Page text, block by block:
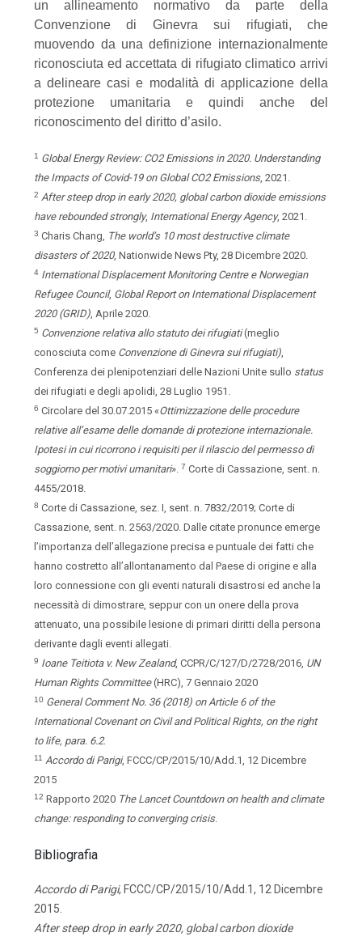
un allineamento normativo da parte della
Convenzione di Ginevra sui rifugiati, che
muovendo da una definizione internazionalmente
riconosciuta ed accettata di rifugiato climatico arrivi
a delineare casi e modalità di applicazione della
protezione umanitaria e quindi anche del
riconoscimento del diritto d’asilo.
1 Global Energy Review: CO2 Emissions in 2020. Understanding
the Impacts of Covid-19 on Global CO2 Emissions, 2021.
2 After steep drop in early 2020, global carbon dioxide emissions
have rebounded strongly, International Energy Agency, 2021.
3 Charis Chang, The world’s 10 most destructive climate
disasters of 2020, Nationwide News Pty, 28 Dicembre 2020.
4 International Displacement Monitoring Centre e Norwegian
Refugee Council, Global Report on International Displacement
2020 (GRID), Aprile 2020.
5 Convenzione relativa allo statuto dei rifugiati (meglio
conosciuta come Convenzione di Ginevra sui rifugiati),
Conferenza dei plenipotenziari delle Nazioni Unite sullo status
dei rifugiati e degli apolidi, 28 Luglio 1951.
6 Circolare del 30.07.2015 «Ottimizzazione delle procedure
relative all’esame delle domande di protezione internazionale.
Ipotesi in cui ricorrono i requisiti per il rilascio del permesso di
soggiorno per motivi umanitari». 7 Corte di Cassazione, sent. n.
4455/2018.
8 Corte di Cassazione, sez. I, sent. n. 7832/2019; Corte di
Cassazione, sent. n. 2563/2020. Dalle citate pronunce emerge
l’importanza dell’allegazione precisa e puntuale dei fatti che
hanno costretto all’allontanamento dal Paese di origine e alla
loro connessione con gli eventi naturali disastrosi ed anche la
necessità di dimostrare, seppur con un onere della prova
attenuato, una possibile lesione di primari diritti della persona
derivante dagli eventi allegati.
9 Ioane Teitiota v. New Zealand, CCPR/C/127/D/2728/2016, UN
Human Rights Committee (HRC), 7 Gennaio 2020
10 General Comment No. 36 (2018) on Article 6 of the
International Covenant on Civil and Political Rights, on the right
to life, para. 6.2.
11 Accordo di Parigi, FCCC/CP/2015/10/Add.1, 12 Dicembre
2015
12 Rapporto 2020 The Lancet Countdown on health and climate
change: responding to converging crisis.
Bibliografia
Accordo di Parigi, FCCC/CP/2015/10/Add.1, 12 Dicembre
2015.
After steep drop in early 2020, global carbon dioxide